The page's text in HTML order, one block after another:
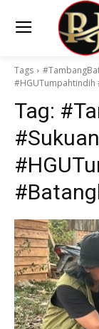
Tags
#HGUTumpahtindih
Tag: